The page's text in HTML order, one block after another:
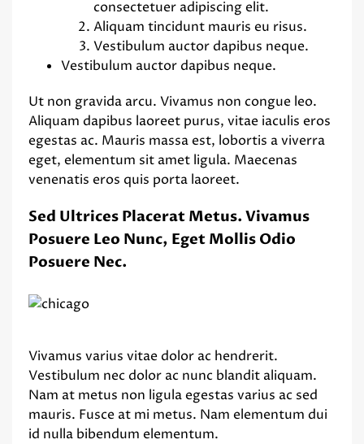
consectetuer adipiscing elit.
Aliquam tincidunt mauris eu risus.
Vestibulum auctor dapibus neque.
Vestibulum auctor dapibus neque.
Ut non gravida arcu. Vivamus non congue leo.
Aliquam dapibus laoreet purus, vitae iaculis eros
egestas ac. Mauris massa est, lobortis a viverra
eget, elementum sit amet ligula. Maecenas
venenatis eros quis porta laoreet.
Sed Ultrices Placerat Metus. Vivamus
Posuere Leo Nunc, Eget Mollis Odio
Posuere Nec.
Vivamus varius vitae dolor ac hendrerit.
Vestibulum nec dolor ac nunc blandit aliquam.
Nam at metus non ligula egestas varius ac sed
mauris. Fusce at mi metus. Nam elementum dui
id nulla bibendum elementum.